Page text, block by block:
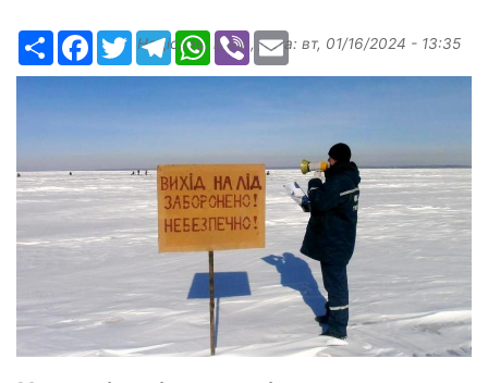
РесурсFacebook
TwitterTelegramWhatsApp
ViberEmail
Надіслав: ilona , дата: вт, 01/16/2024 - 13:35